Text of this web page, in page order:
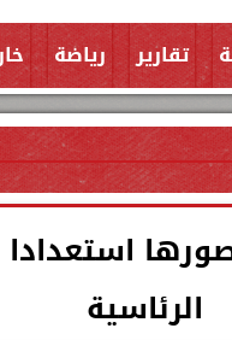
تقارير رياضة
استعدادا
الرئاسية